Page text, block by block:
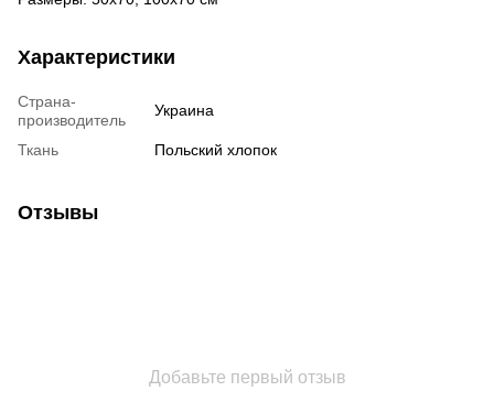
Характеристики
Страна-
производитель
Украина
Ткань Польский хлопок
Отзывы
Добавьте первый отзыв